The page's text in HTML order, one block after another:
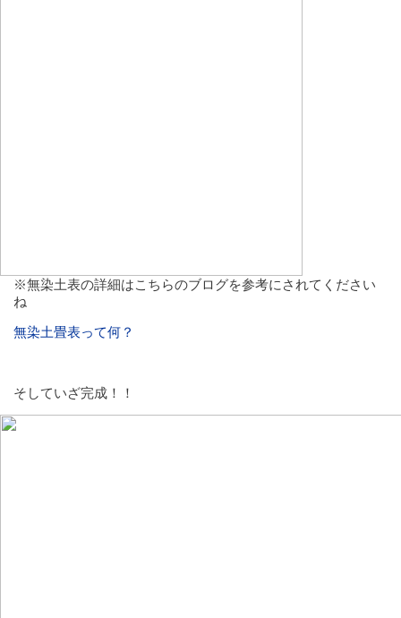
※無染土表の詳細はこちらのブログを参考にされてください
ね
無染土畳表って何？
そしていざ完成！！